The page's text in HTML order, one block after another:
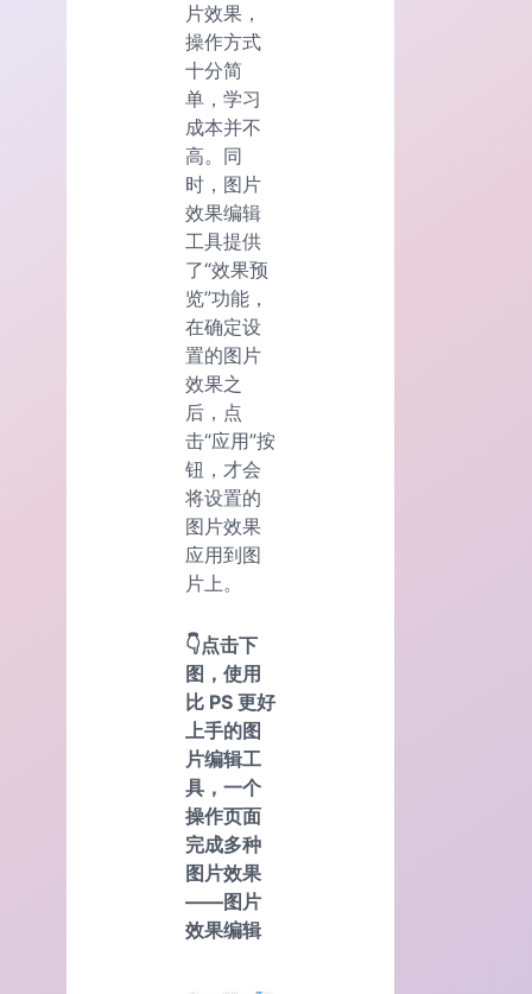
片效果，
操作方式
十分简
单，学习
成本并不
高。同
时，图片
效果编辑
工具提供
了“效果预
览”功能，
在确定设
置的图片
效果之
后，点
击“应用”按
钮，才会
将设置的
图片效果
应用到图
片上。
👇点击下
图，使用
比 PS 更好
上手的图
片编辑工
具，一个
操作页面
完成多种
图片效果
——图片
效果编辑